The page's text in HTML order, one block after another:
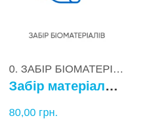
0. ЗАБІР БІОМАТЕРІАЛІВ
Забір матеріалу для бактеріологічних досліджень
80,00 грн.